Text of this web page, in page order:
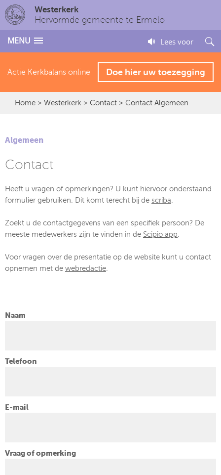
Westerkerk
Hervormde gemeente te Ermelo
Lees voor
MENU
Actie Kerkbalans online Doe hier uw toezegging
Home > Westerkerk > Contact > Contact Algemeen
Algemeen
Contact
Heeft u vragen of opmerkingen? U kunt hiervoor onderstaand
formulier gebruiken. Dit komt terecht bij de scriba
Zoekt u de contactgegevens van een specifiek persoon? De
meeste medewerkers zijn te vinden in de Scipio app
Voor vragen over de presentatie op de website kunt u contact
opnemen met de webredactie
Naam
Telefoon
E-mail
Vraag of opmerking